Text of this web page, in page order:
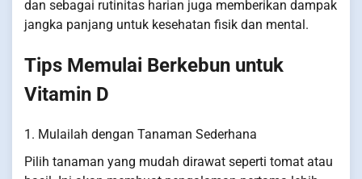
dan sebagai rutinitas harian juga memberikan dampak
jangka panjang untuk kesehatan fisik dan mental.
Tips Memulai Berkebun untuk
Vitamin D
1. Mulailah dengan Tanaman Sederhana
Pilih tanaman yang mudah dirawat seperti tomat atau